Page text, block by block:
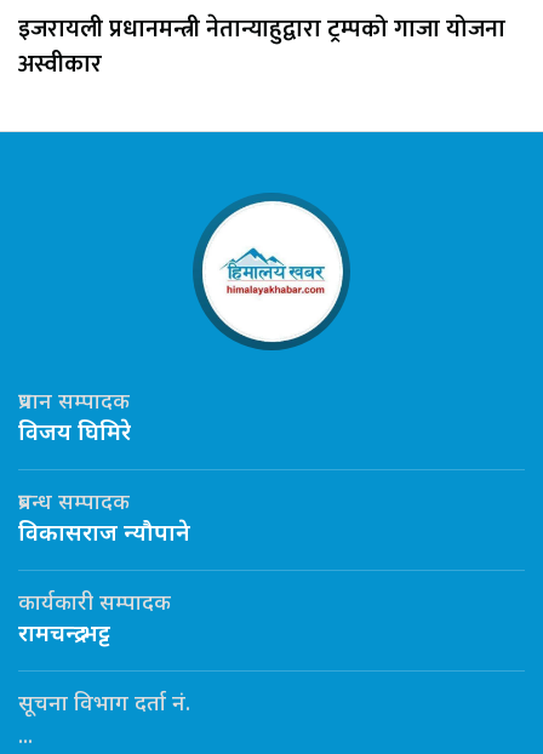
इजरायली प्रधानमन्त्री नेतान्याहुद्वारा ट्रम्पको गाजा योजना
अस्वीकार
प्रधान सम्पादक
विजय घिमिरे
प्रबन्ध सम्पादक
विकासराज न्यौपाने
कार्यकारी सम्पादक
रामचन्द्र भट्ट
सूचना विभाग दर्ता नं.
...